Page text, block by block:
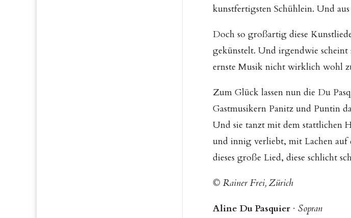
kunstfertigsten Schühlein. Und
Doch so großartig diese
gekünstelt. Und irgendwie scheint
ernste Musik nicht wirklich wohl
Zum Glück lassen nun die Du
Gastmusikern Panitz und Puntin
Und sie tanzt mit dem stattlichen
und innig verliebt, mit Lachen
dieses große Lied, diese schlicht
© Rainer Frei, Zürich
Aline Du Pasquier∙ Sopran